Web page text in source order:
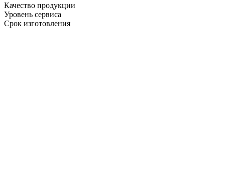
Качество продукции
Уровень сервиса
Срок изготовления